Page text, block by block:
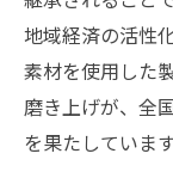
地域経済の活性
素材を使用した
磨き上げが、全
を果たしています